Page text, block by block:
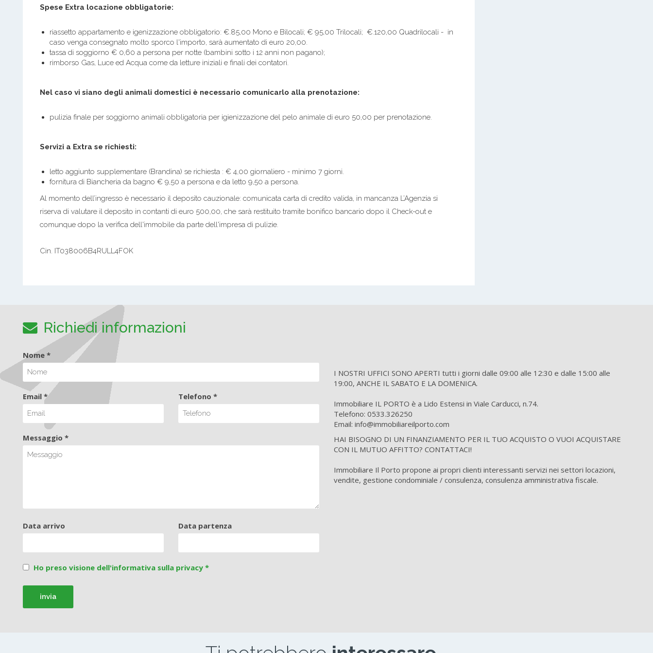
Spese Extra locazione obbligatorie:
riassetto appartamento e igenizzazione obbligatorio: €.85,00 Mono e Bilocali; € 95,00 Trilocali; €.120,00 Quadrilocali - in
caso venga consegnato molto sporco l'importo, sarà aumentato di euro 20,00.
tassa di soggiorno € 0,60 a persona per notte (bambini sotto i 12 anni non pagano);
rimborso Gas, Luce ed Acqua come da letture iniziali e finali dei contatori.
Nel caso vi siano degli animali domestici è necessario comunicarlo alla prenotazione:
pulizia finale per soggiorno animali obbligatoria per igienizzazione del pelo animale di euro 50,00 per prenotazione.
Servizi a Extra se richiesti:
letto aggiunto supplementare (Brandina) se richiesta : € 4,00 giornaliero - minimo 7 giorni.
fornitura di Biancheria da bagno € 9,50 a persona e da letto 9,50 a persona.
Al momento dell’ingresso è necessario il deposito cauzionale: comunicata carta di credito valida, in mancanza L’Agenzia si
riserva di valutare il deposito in contanti di euro 500,00, che sarà restituito tramite bonifico bancario dopo il Check-out e
comunque dopo la verifica dell'immobile da parte dell'impresa di pulizie.
Cin. IT038006B4RULL4FOK
Richiedi informazioni
Nome *
Email * Telefono *
Messaggio *
Data arrivo Data partenza
Ho preso visione dell'informativa sulla privacy *
I NOSTRI UFFICI SONO APERTI tutti i giorni dalle 09:00 alle 12:30 e dalle 15:00 alle
19:00, ANCHE IL SABATO E LA DOMENICA.
Immobiliare IL PORTO è a Lido Estensi in Viale Carducci, n.74.
Telefono: 0533.326250
Email: info@immobiliareilporto.com
HAI BISOGNO DI UN FINANZIAMENTO PER IL TUO ACQUISTO O VUOI ACQUISTARE
CON IL MUTUO AFFITTO? CONTATTACI!
Immobiliare Il Porto propone ai propri clienti interessanti servizi nei settori locazioni,
vendite, gestione condominiale / consulenza, consulenza amministrativa fiscale.